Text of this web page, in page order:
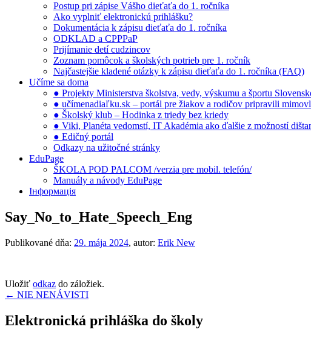
Postup pri zápise Vášho dieťaťa do 1. ročníka
Ako vyplniť elektronickú prihlášku?
Dokumentácia k zápisu dieťaťa do 1. ročníka
ODKLAD a CPPPaP
Prijímanie detí cudzincov
Zoznam pomôcok a školských potrieb pre 1. ročník
Najčastejšie kladené otázky k zápisu dieťaťa do 1. ročníka (FAQ)
Učíme sa doma
● Projekty Ministerstva školstva, vedy, výskumu a športu
● učímenadiaľku.sk – portál pre žiakov a rodičov pripravili
● Školský klub – Hodinka z triedy bez kriedy
● Viki, Planéta vedomstí, IT Akadémia ako ďalšie z možností
● Edičný portál
Odkazy na užitočné stránky
EduPage
ŠKOLA POD PALCOM /verzia pre mobil. telefón/
Manuály a návody EduPage
Інформація
Say_No_to_Hate_Speech_Eng
Publikované dňa: 29. mája 2024, autor: Erik New
Uložiť odkaz do záložiek.
Navigácia
v
článku
← NIE NENÁVISTI
Elektronická prihláška do školy